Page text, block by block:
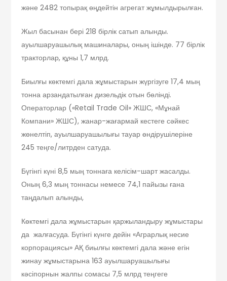
және 2482 топырақ өңдейтін агрегат жұмылдырылған.
Жыл басынан бері 218 бірлік сатып алынды.
ауылшаруашылық машиналары, оның ішінде. 77 бірлік
тракторлар, құны 1,7 млрд.
Биылғы көктемгі дала жұмыстарын жүргізуге 17,4 мың
тонна арзандатылған дизельдік отын бөлінді.
Операторлар («Retail Trade Oil» ЖШС, «Мұнай
Компани» ЖШС), жанар-жағармай кестеге сәйкес
жөнелтіп, ауылшаруашылығы тауар өндірушілеріне
245 теңге/литрден сатуда.
Бүгінгі күні 8,5 мың тоннаға келісім-шарт жасалды.
Оның 6,3 мың тоннасы немесе 74,1 пайызы ғана
таңдалып алынды,
Көктемгі дала жұмыстарын қаржыландыру жұмыстары
да жалғасуда. Бүгінгі күнге дейін «Аграрлық несие
корпорациясы» АҚ биылғы көктемгі дала және егін
жинау жұмыстарына 163 ауылшаруашылығы
кәсіпорнын жалпы сомасы 7,5 млрд теңгеге